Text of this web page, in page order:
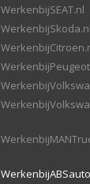
WerkenbijSEAT.nl
WerkenbijSkoda.nl